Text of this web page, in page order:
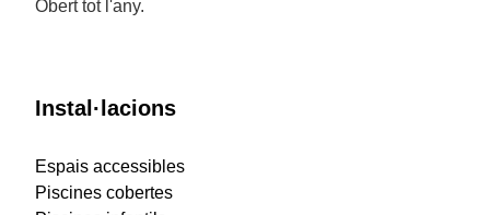
Obert tot l'any.
Instal·lacions
Espais accessibles
Piscines cobertes